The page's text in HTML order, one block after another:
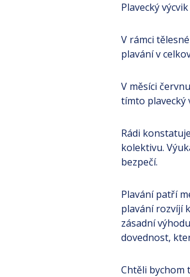
Plavecký
V rámci
plavání v
V měsíci
tímto plavecký
Rádi
kolektivu.
bezpečí.
Plavání patří
plavání rozvíjí
zásadní
dovednost,
Chtěli bychom